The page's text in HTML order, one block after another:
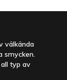
välkända
smycken.
typ av